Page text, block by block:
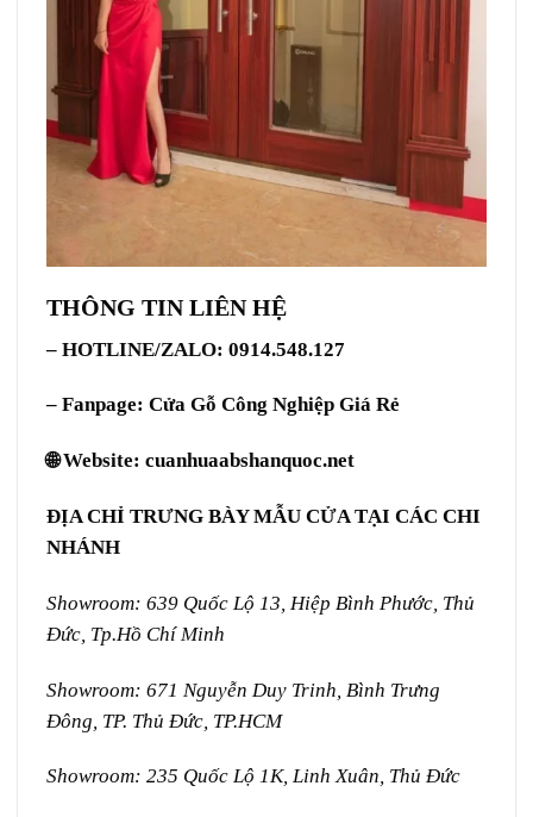
THÔNG TIN LIÊN HỆ
– HOTLINE/ZALO: 0914.548.127
– Fanpage: Cửa Gỗ Công Nghiệp Giá Rẻ
🌐 Website: cuanhuaabshanquoc.net
ĐỊA CHỈ TRƯNG BÀY MẪU CỬA TẠI CÁC CHI
NHÁNH
Showroom: 639 Quốc Lộ 13, Hiệp Bình Phước, Thủ
Đức, Tp.Hồ Chí Minh
Showroom: 671 Nguyễn Duy Trinh, Bình Trưng
Đông, TP. Thủ Đức, TP.HCM
Showroom: 235 Quốc Lộ 1K, Linh Xuân, Thủ Đức